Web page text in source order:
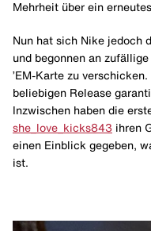
Mehrheit über ein
Nun hat sich Nike jedoch
und begonnen an
’EM-Karte zu
beliebigen Release
Inzwischen haben die
she_love_kicks843 ihren
einen Einblick gegeben,
ist.